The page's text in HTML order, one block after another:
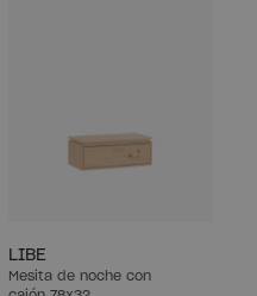
LIBE
Mesita de noche con